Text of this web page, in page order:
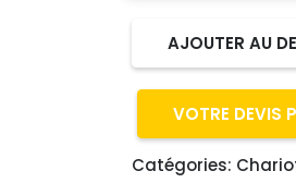
AJOUTER AU
VOTRE DEVIS
Catégories: